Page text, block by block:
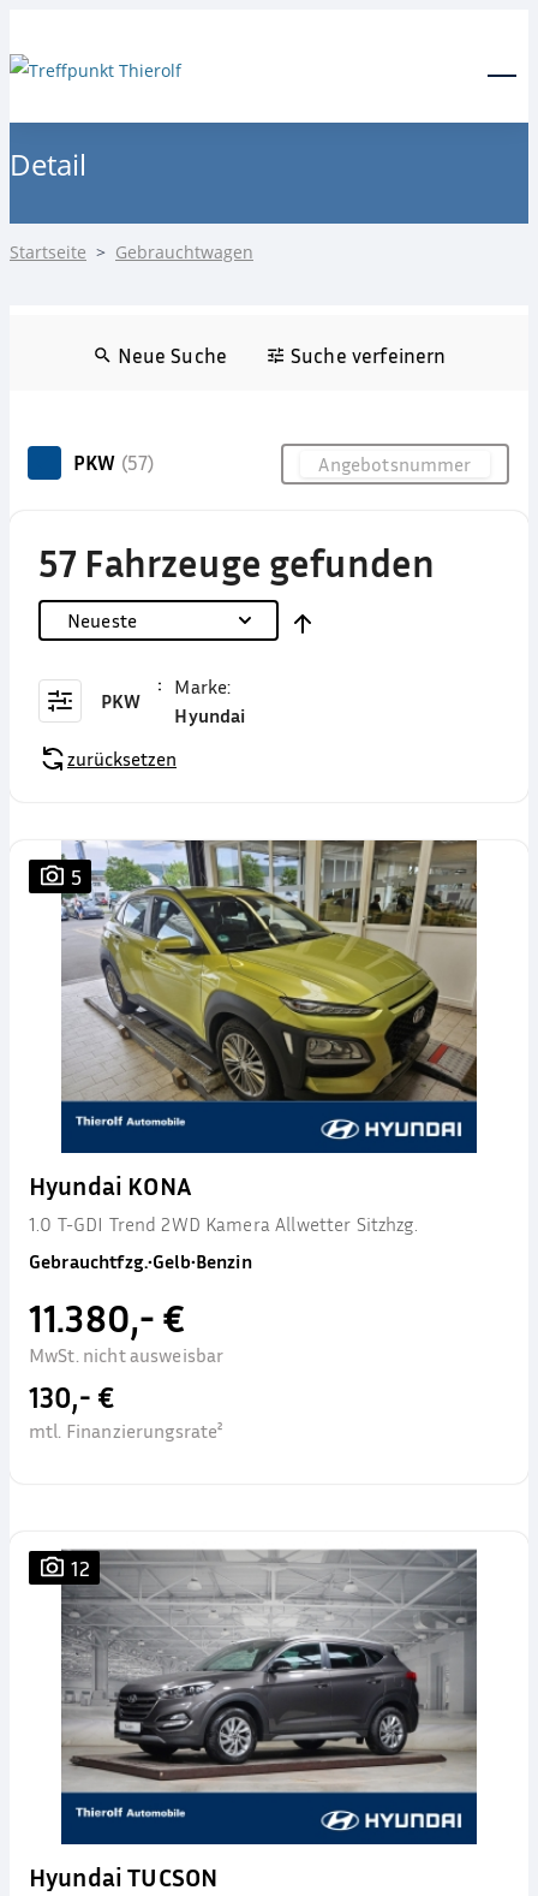
Detail
Startseite > Gebrauchtwagen
Neue Suche Suche verfeinern
PKW (57)
57 Fahrzeuge gefunden
Neueste
PKW
Marke:
Hyundai
zurücksetzen
5
Hyundai KONA
1.0 T-GDI Trend 2WD Kamera Allwetter Sitzhzg.
Gebrauchtfzg.•Gelb•Benzin
11.380,- €
MwSt. nicht ausweisbar
130,- €
mtl. Finanzierungsrate²
12
Hyundai TUCSON